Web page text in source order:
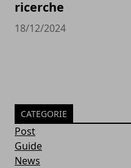
ricerche
18/12/2024
CATEGORIE
Post
Guide
News